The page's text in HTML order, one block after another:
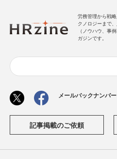
労務管理から戦
クノロジーまで
（ノウハウ、事
ガジンです。
メールバックナンバー
記事掲載のご依頼